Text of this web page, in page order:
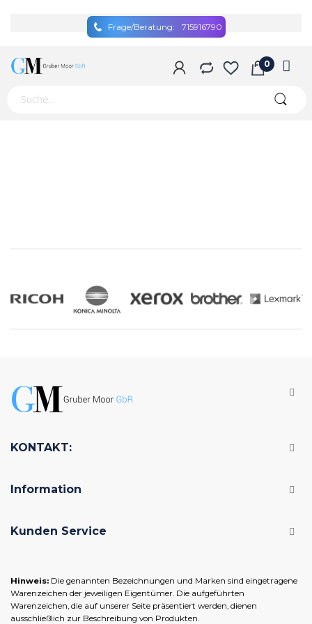
Frage/Beratung: 715916790
KONTAKT:
Information
Kunden Service
Hinweis: Die genannten Bezeichnungen und Marken sind eingetragene
Warenzeichen der jeweiligen Eigentümer. Die aufgeführten
Warenzeichen, die auf unserer Seite präsentiert werden, dienen
ausschließlich zur Beschreibung von Produkten.